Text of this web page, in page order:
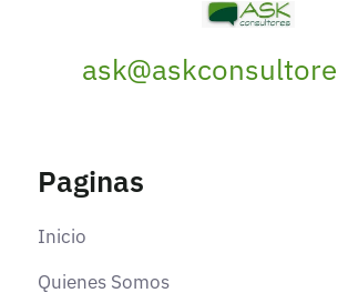
Paginas
Inicio
Quienes Somos